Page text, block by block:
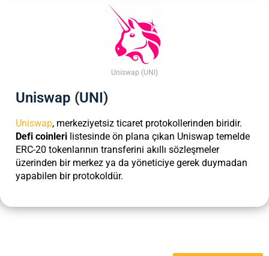
Uniswap (UNI)
Uniswap (UNI)
Uniswap, merkeziyetsiz ticaret protokollerinden biridir.
Defi coinleri listesinde ön plana çıkan Uniswap temelde
ERC-20 tokenlarının transferini akıllı sözleşmeler
üzerinden bir merkez ya da yöneticiye gerek duymadan
yapabilen bir protokoldür.